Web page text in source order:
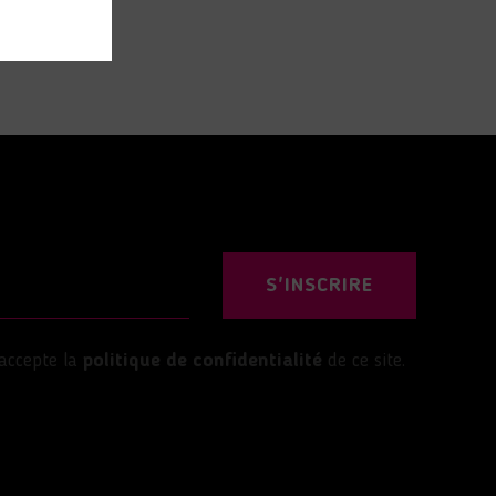
S'INSCRIRE
la politique de confidentialité de ce site.